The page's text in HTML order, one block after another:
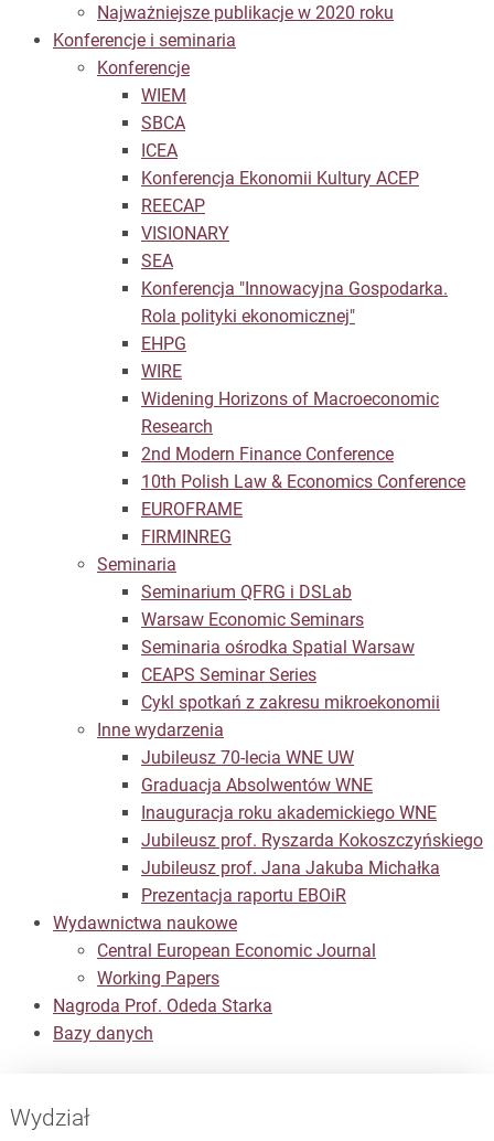
Najważniejsze publikacje w 2020 roku
Konferencje i seminaria
Konferencje
WIEM
SBCA
ICEA
Konferencja Ekonomii Kultury ACEP
REECAP
VISIONARY
SEA
Konferencja "Innowacyjna Gospodarka.
Rola polityki ekonomicznej"
EHPG
WIRE
Widening Horizons of Macroeconomic
Research
2nd Modern Finance Conference
10th Polish Law & Economics Conference
EUROFRAME
FIRMINREG
Seminaria
Seminarium QFRG i DSLab
Warsaw Economic Seminars
Seminaria ośrodka Spatial Warsaw
CEAPS Seminar Series
Cykl spotkań z zakresu mikroekonomii
Inne wydarzenia
Jubileusz 70-lecia WNE UW
Graduacja Absolwentów WNE
Inauguracja roku akademickiego WNE
Jubileusz prof. Ryszarda Kokoszczyńskiego
Jubileusz prof. Jana Jakuba Michałka
Prezentacja raportu EBOiR
Wydawnictwa naukowe
Central European Economic Journal
Working Papers
Nagroda Prof. Odeda Starka
Bazy danych
Wydział